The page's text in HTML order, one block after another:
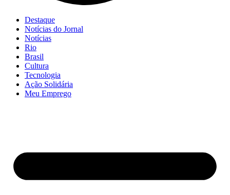
Destaque
Notícias do Jornal
Notícias
Rio
Brasil
Cultura
Tecnologia
Ação Solidária
Meu Emprego